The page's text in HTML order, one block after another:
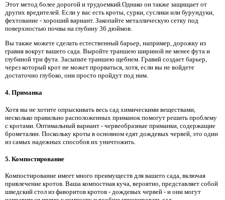
Этот метод более дорогой и трудоемкий.Однако он также защищает от
других вредителей. Если у вас есть кроты, сурки, суслики или бурундуки,
фехтование - хороший вариант. Закопайте металлическую сетку под
поверхностью почвы на глубину 36 дюймов.
Вы также можете сделать естественный барьер, например, дорожку из
гравия вокруг вашего сада. Выройте траншею шириной не менее фута и
глубиной три фута. Засыпьте траншею щебнем. Гравий создает барьер,
через который крот не может прорваться, хотя, если вы не войдете
достаточно глубоко, они просто пройдут под ним.
4. Приманка
Хотя вы не хотите опрыскивать весь сад химическими веществами,
несколько правильно расположенных приманок помогут решить проблему
с кротами. Оптимальный вариант - червеобразные приманки, содержащие
брометалин. Поскольку кроты в основном едят дождевых червей, это один
из самых надежных способов их уничтожить.
5. Компостирование
Компостирование имеет много преимуществ для вашего сада, включая
привлечение кротов. Ваша компостная куча, вероятно, представляет собой
шведский стол из фаворитов кротов - дождевых червей - и они могут